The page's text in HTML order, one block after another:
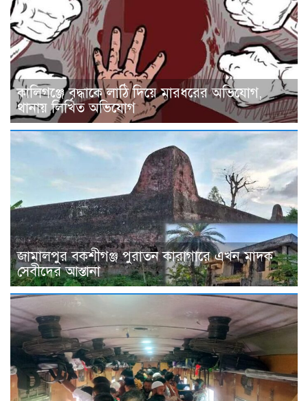
কালিগঞ্জে বৃদ্ধাকে লাঠি দিয়ে মারধরের অভিযোগ,
থানায় লিখিত অভিযোগ
জামালপুর বকশীগঞ্জ পুরাতন কারাগারে এখন মাদক
সেবীদের আস্তানা